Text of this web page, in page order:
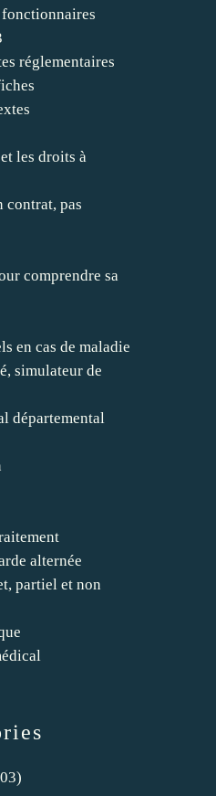
réglementaires
les droits à
contrat, pas
comprendre sa
en cas de maladie
simulateur de
départemental
alternée
partiel et non